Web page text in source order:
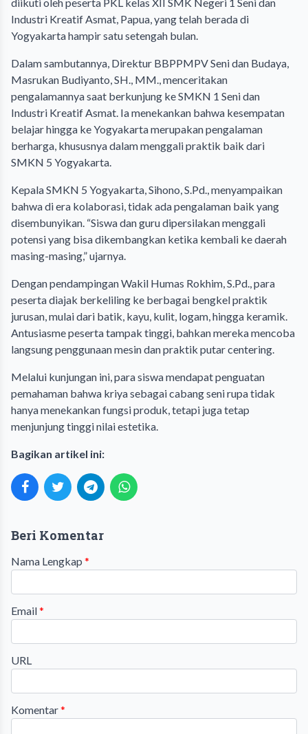
Industri Kreatif Asmat, Papua, yang telah berada di
Yogyakarta hampir satu setengah bulan.
Dalam sambutannya, Direktur BBPPMPV Seni dan Budaya,
Masrukan Budiyanto, SH., MM., menceritakan
pengalamannya saat berkunjung ke SMKN 1 Seni dan
Industri Kreatif Asmat. Ia menekankan bahwa kesempatan
belajar hingga ke Yogyakarta merupakan pengalaman
berharga, khususnya dalam menggali praktik baik dari
SMKN 5 Yogyakarta.
Kepala SMKN 5 Yogyakarta, Sihono, S.Pd., menyampaikan
bahwa di era kolaborasi, tidak ada pengalaman baik yang
disembunyikan. “Siswa dan guru dipersilakan menggali
potensi yang bisa dikembangkan ketika kembali ke daerah
masing-masing,” ujarnya.
Dengan pendampingan Wakil Humas Rokhim, S.Pd., para
peserta diajak berkeliling ke berbagai bengkel praktik
jurusan, mulai dari batik, kayu, kulit, logam, hingga keramik.
Antusiasme peserta tampak tinggi, bahkan mereka mencoba
langsung penggunaan mesin dan praktik putar centering.
Melalui kunjungan ini, para siswa mendapat penguatan
pemahaman bahwa kriya sebagai cabang seni rupa tidak
hanya menekankan fungsi produk, tetapi juga tetap
menjunjung tinggi nilai estetika.
Bagikan artikel ini:
Beri Komentar
Nama Lengkap *
Email*
URL
Komentar*